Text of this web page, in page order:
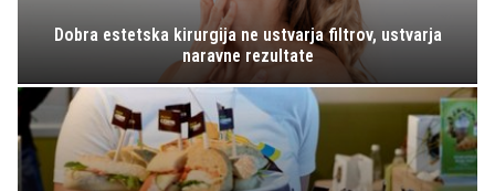
Dobra estetska kirurgija ne ustvarja filtrov, ustvarja
naravne rezultate